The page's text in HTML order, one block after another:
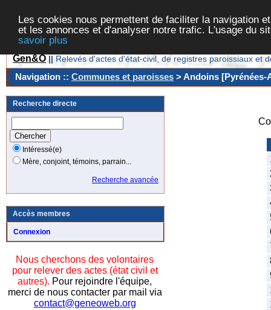
Les cookies nous permettent de faciliter la navigation
et les annonces et d'analyser notre trafic. L'usage du
savoir plus
Gen&O || Relevés d'actes d'état-civil, de registres paroissiaux et
Navigation :: Communes et paroisses > Andoins [Pyrénées-
Recherche directe
Intéressé(e)
Mère, conjoint, témoins, parrain...
Recherche avancée
Accès membres
Connexion
Nous cherchons des volontaires
pour relever des actes (état civil et
autres). Pour rejoindre l'équipe,
merci de nous contacter par mail via
contact@geneoweb.org